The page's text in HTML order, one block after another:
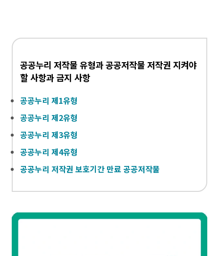
공공누리 저작물 유형과 공공저작물 저작권 지켜야
할 사항과 금지 사항
공공누리 제1유형
공공누리 제2유형
공공누리 제3유형
공공누리 제4유형
공공누리 저작권 보호기간 만료 공공저작물